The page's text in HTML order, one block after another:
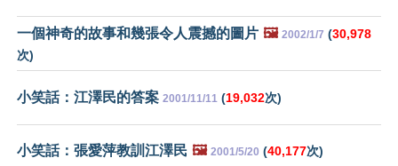
一個神奇的故事和幾張令人震撼的圖片 🖼️ 2002/1/7 (30,978
次)
小笑話：江澤民的答案 2001/11/11 (19,032次)
小笑話：張愛萍教訓江澤民 🖼️ 2001/5/20 (40,177次)